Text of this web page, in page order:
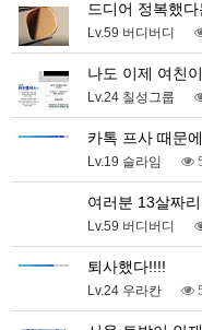
드디어 정복했
Lv.59 버디버디
나도 이제 여친
Lv.24 칠성그룹
카톡 프사 때문
Lv.19 슬라임
여러분 13살짜
Lv.59 버디버디
퇴사했다!!!!
Lv.24 우라칸